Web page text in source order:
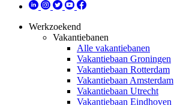
Werkzoekend
Vakantiebanen
Alle vakantiebanen
Vakantiebaan Groningen
Vakantiebaan Rotterdam
Vakantiebaan Amsterdam
Vakantiebaan Utrecht
Vakantiebaan Eindhoven